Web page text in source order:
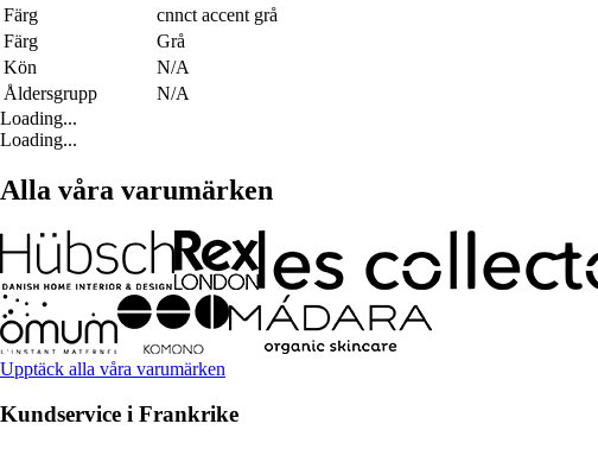
Färg
cnnct accent grå
Färg
Grå
Kön
N/A
Åldersgrupp
N/A
Loading...
Loading...
Alla våra varumärken
Upptäck alla våra varumärken
Kundservice i Frankrike